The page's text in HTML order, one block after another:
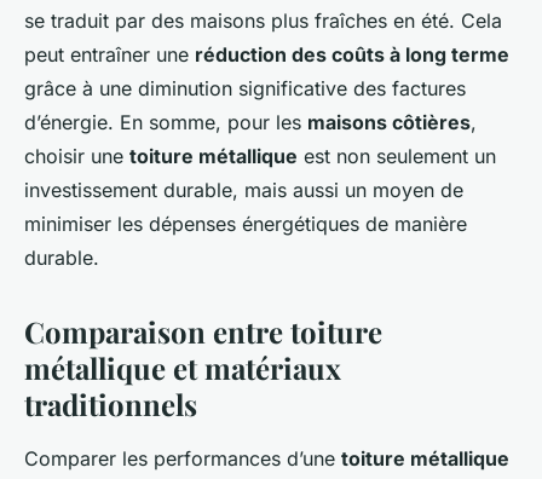
se traduit par des maisons plus fraîches en été. Cela
peut entraîner une réduction des coûts à long terme
grâce à une diminution significative des factures
d’énergie. En somme, pour les maisons côtières,
choisir une toiture métallique est non seulement un
investissement durable, mais aussi un moyen de
minimiser les dépenses énergétiques de manière
durable.
Comparaison entre toiture
métallique et matériaux
traditionnels
Comparer les performances d’une toiture métallique